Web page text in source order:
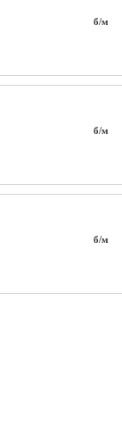
б/м
б/м
б/м